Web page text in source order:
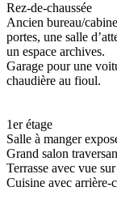
Rez-de-chaussée
Ancien bureau/
portes, une salle
un espace archives.
Garage pour une
chaudière au fioul.
1er étage
Salle à manger
Grand salon
Terrasse avec vue
Cuisine avec arrière-